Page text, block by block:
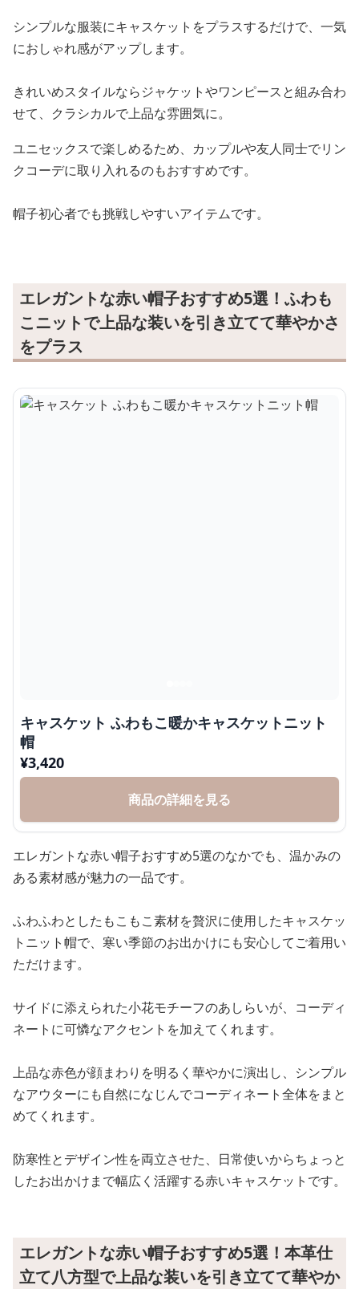
シンプルな服装にキャスケットをプラスするだけで、一気
におしゃれ感がアップします。
きれいめスタイルならジャケットやワンピースと組み合わ
せて、クラシカルで上品な雰囲気に。
ユニセックスで楽しめるため、カップルや友人同士でリン
クコーデに取り入れるのもおすすめです。
帽子初心者でも挑戦しやすいアイテムです。
エレガントな赤い帽子おすすめ5選！ふわも
こニットで上品な装いを引き立てて華やかさ
をプラス
キャスケット ふわもこ暖かキャスケットニット
帽
¥3,420
商品の詳細を見る
エレガントな赤い帽子おすすめ5選のなかでも、温かみの
ある素材感が魅力の一品です。
ふわふわとしたもこもこ素材を贅沢に使用したキャスケッ
トニット帽で、寒い季節のお出かけにも安心してご着用い
ただけます。
サイドに添えられた小花モチーフのあしらいが、コーディ
ネートに可憐なアクセントを加えてくれます。
上品な赤色が顔まわりを明るく華やかに演出し、シンプル
なアウターにも自然になじんでコーディネート全体をまと
めてくれます。
防寒性とデザイン性を両立させた、日常使いからちょっと
したお出かけまで幅広く活躍する赤いキャスケットです。
エレガントな赤い帽子おすすめ5選！本革仕
立て八方型で上品な装いを引き立てて華やか